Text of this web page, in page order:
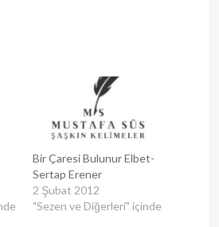
Bir Çaresi Bulunur Elbet-
Sertap Erener
2 Şubat 2012
"Sezen ve Diğerleri" içinde